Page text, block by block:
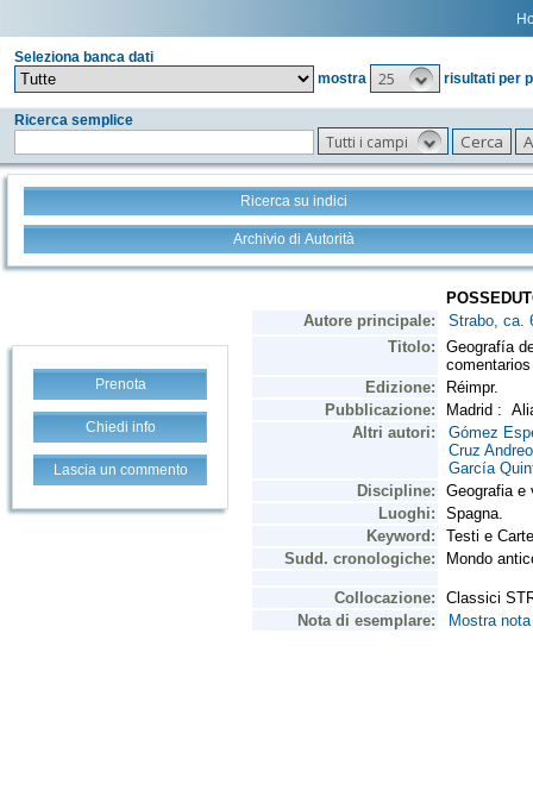
Seleziona banca dati
mostra
25 risultati per
Ricerca semplice
Tutti i campi
Ricerca su indici
Archivio di Autorità
Prenota
Chiedi info
Lascia un commento